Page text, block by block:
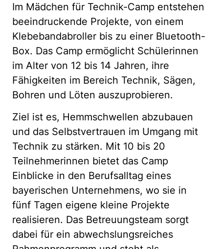
Im Mädchen für Technik-Camp entstehen
beeindruckende Projekte, von einem
Klebebandabroller bis zu einer Bluetooth-
Box. Das Camp ermöglicht Schülerinnen
im Alter von 12 bis 14 Jahren, ihre
Fähigkeiten im Bereich Technik, Sägen,
Bohren und Löten auszuprobieren.
Ziel ist es, Hemmschwellen abzubauen
und das Selbstvertrauen im Umgang mit
Technik zu stärken. Mit 10 bis 20
Teilnehmerinnen bietet das Camp
Einblicke in den Berufsalltag eines
bayerischen Unternehmens, wo sie in
fünf Tagen eigene kleine Projekte
realisieren. Das Betreuungsteam sorgt
dabei für ein abwechslungsreiches